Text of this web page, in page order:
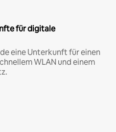
für digitale
eine Unterkunft für einen
WLAN und einem